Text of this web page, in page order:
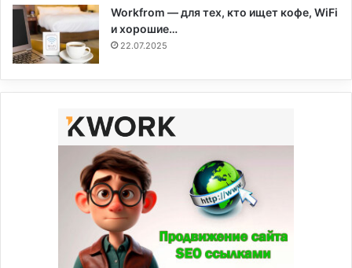
Workfrom — для тех, кто ищет кофе, WiFi
и хорошие…
22.07.2025